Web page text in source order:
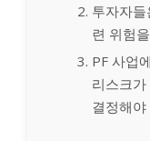
투자자
련 위험
PF 사업
리스크
결정해야